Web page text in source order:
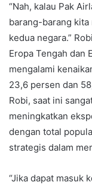
“Nah, kalau Pak
barang-barang kita
kedua negara.”
Eropa Tengah dan
mengalami
23,6 persen dan
Robi, saat ini
meningkatkan
dengan total
strategis dalam
“Jika dapat masuk